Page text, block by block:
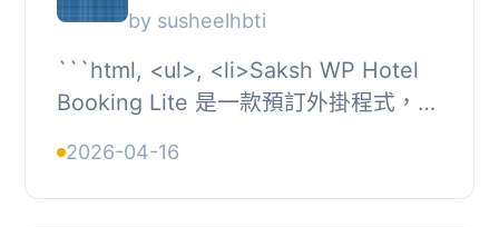
by susheelhbti
```html, <ul>, <li>Saksh WP Hotel
Booking Lite 是一款預訂外掛程式，可
2026-04-16